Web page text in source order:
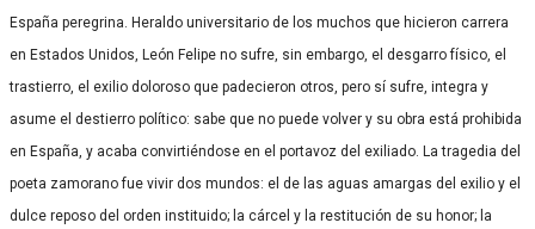
España peregrina. Heraldo universitario de los muchos que hicieron carrera
en Estados Unidos, León Felipe no sufre, sin embargo, el desgarro físico, el
trastierro, el exilio doloroso que padecieron otros, pero sí sufre, integra y
asume el destierro político: sabe que no puede volver y su obra está prohibida
en España, y acaba convirtiéndose en el portavoz del exiliado. La tragedia del
poeta zamorano fue vivir dos mundos: el de las aguas amargas del exilio y el
dulce reposo del orden instituido; la cárcel y la restitución de su honor; la